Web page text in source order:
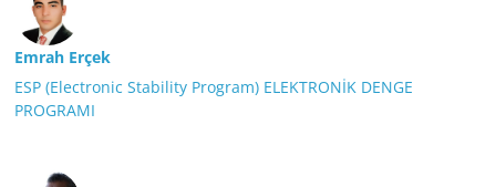
Emrah Erçek
ESP (Electronic Stability Program) ELEKTRONİK DENGE
PROGRAMI